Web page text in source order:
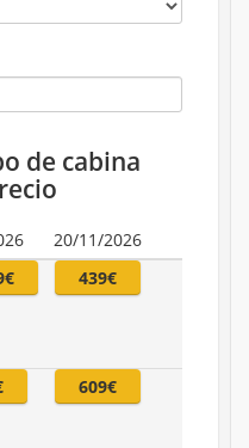
de cabina
20/11/2026
439€
609€